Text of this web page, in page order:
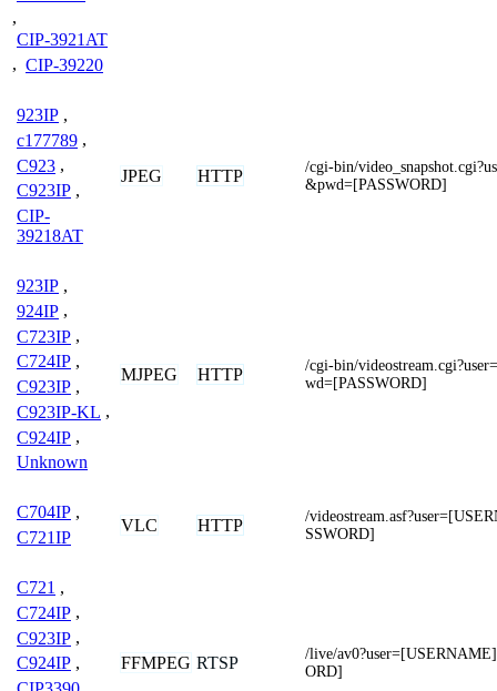
,
CIP-3921AT
, CIP-39220
923IP ,
c177789 ,
C923 ,
C923IP ,
CIP-
39218AT
JPEG HTTP
/cgi-bin/
&pwd=[PASSWORD]
923IP ,
924IP ,
C723IP ,
C724IP ,
C923IP ,
C923IP-KL ,
C924IP ,
Unknown
MJPEG HTTP
/cgi-bin/
wd=[PASSWORD]
C704IP ,
C721IP
VLC HTTP
/
SSWORD]
C721 ,
C724IP ,
C923IP ,
C924IP ,
FFMPEG RTSP
/live/
ORD]